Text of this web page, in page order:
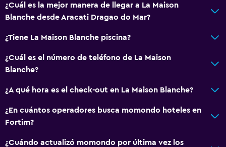
¿Cuál es la mejor manera de llegar a La Maison
Blanche desde Aracati Dragao do Mar?
¿Tiene La Maison Blanche piscina?
¿Cuál es el número de teléfono de La Maison
Blanche?
¿A qué hora es el check-out en La Maison Blanche?
¿En cuántos operadores busca momondo hoteles en
Fortim?
¿Cuándo actualizó momondo por última vez los